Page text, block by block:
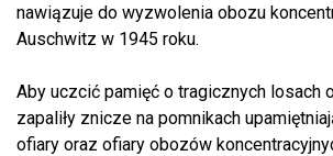
nawiązuje do wyzwolenia obozu
Auschwitz w 1945 roku.
Aby uczcić pamięć o tragicznych losach
zapaliły znicze na pomnikach
ofiary oraz ofiary obozów